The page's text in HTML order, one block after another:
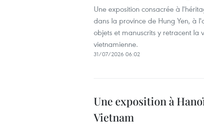
Une exposition consacrée à
dans la province de Hung Yen, à
objets et manuscrits y retracent
vietnamienne.
31/07/2026 06:02
Une exposition à
Vietnam